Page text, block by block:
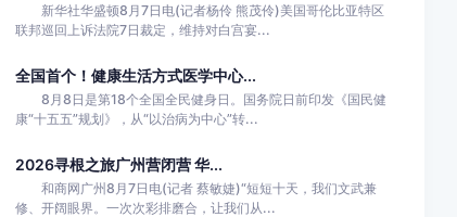
新华社华盛顿8月7日电(记者杨伶 熊茂伶)美国哥伦比亚特区
联邦巡回上诉法院7日裁定，维持对白宫宴...
全国首个！健康生活方式医学中心...
8月8日是第18个全国全民健身日。国务院日前印发《国民健
康“十五五”规划》，从“以治病为中心”转...
2026寻根之旅广州营闭营 华...
和商网广州8月7日电(记者 蔡敏婕)“短短十天，我们文武兼
修、开阔眼界。一次次彩排磨合，让我们从...